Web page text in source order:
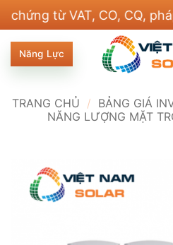
nội
dung
từ VAT, CO, CQ, pháp lý
Năng Lực
TRANG CHỦ / BẢNG GIÁ
NĂNG LƯỢNG MẶT